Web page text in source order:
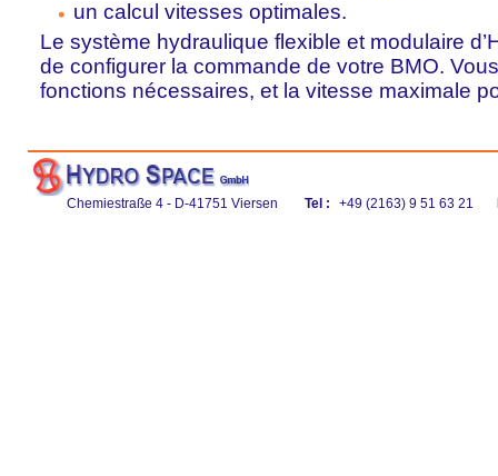
un calcul vitesses optimales.
Le système hydraulique flexible et modulaire
de configurer la commande de votre BMO.
fonctions nécessaires, et la vitesse maximale
Chemiestraße 4 - D-41751 Viersen Tel : +49 (2163) 9 51 63 21